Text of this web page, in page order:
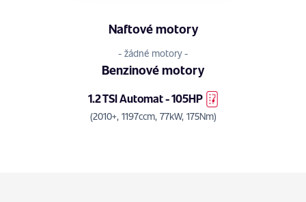
Naftové motory
- žádné motory -
Benzinové motory
1.2 TSI Automat - 105HP
(2010+, 1197ccm, 77kW, 175Nm)